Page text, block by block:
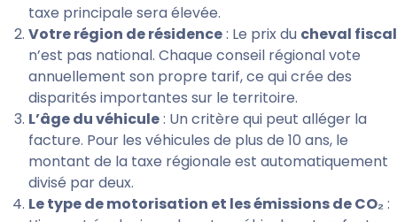
taxe principale sera élevée.
Votre région de résidence: Le prix du cheval fiscal
n’est pas national. Chaque conseil régional vote
annuellement son propre tarif, ce qui crée des
disparités importantes sur le territoire.
L’âge du véhicule: Un critère qui peut alléger la
facture. Pour les véhicules de plus de 10 ans, le
montant de la taxe régionale est automatiquement
divisé par deux.
Le type de motorisation et les émissions de CO₂: